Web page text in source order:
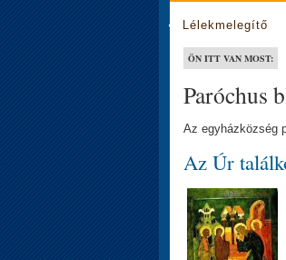
Lélekmelegítő
ÖN ITT VAN MOST:
Paróchus
Az egyházközség
Az Úr